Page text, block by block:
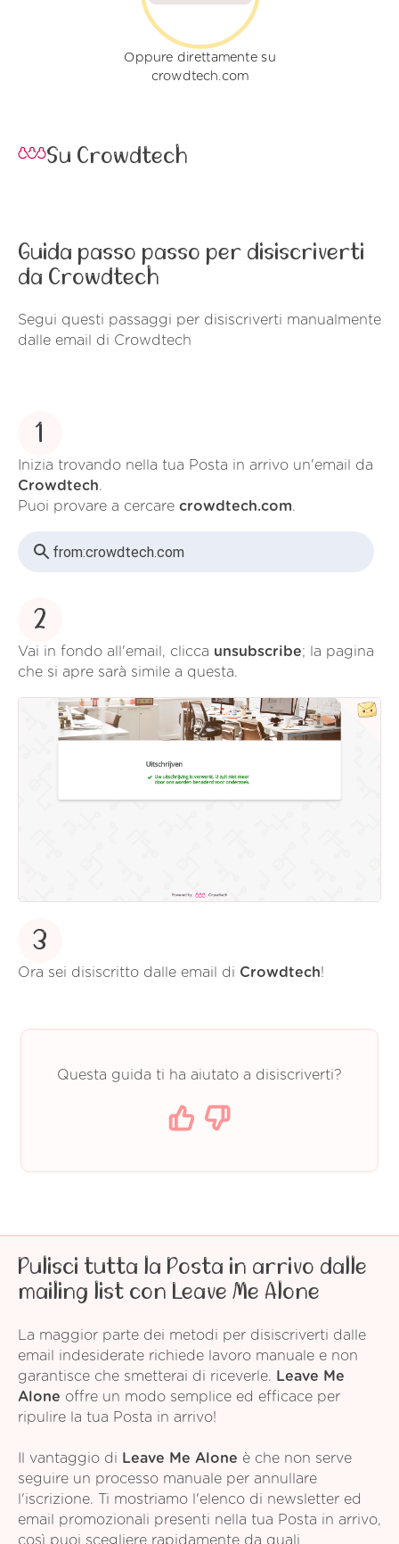
Oppure direttamente su
crowdtech.com
Su Crowdtech
Guida passo passo per disiscriverti
da Crowdtech
Segui questi passaggi per disiscriverti manualmente
dalle email di Crowdtech
1
Inizia trovando nella tua Posta in arrivo un'email da
Crowdtech.
Puoi provare a cercare crowdtech.com.
from:crowdtech.com
2
Vai in fondo all'email, clicca unsubscribe; la pagina
che si apre sarà simile a questa.
3
Ora sei disiscritto dalle email di Crowdtech!
Questa guida ti ha aiutato a disiscriverti?
Pulisci tutta la Posta in arrivo dalle
mailing list con Leave Me Alone
La maggior parte dei metodi per disiscriverti dalle
email indesiderate richiede lavoro manuale e non
garantisce che smetterai di riceverle. Leave Me
Alone offre un modo semplice ed efficace per
ripulire la tua Posta in arrivo!
Il vantaggio di Leave Me Alone è che non serve
seguire un processo manuale per annullare
l'iscrizione. Ti mostriamo l'elenco di newsletter ed
email promozionali presenti nella tua Posta in arrivo,
così puoi scegliere rapidamente da quali